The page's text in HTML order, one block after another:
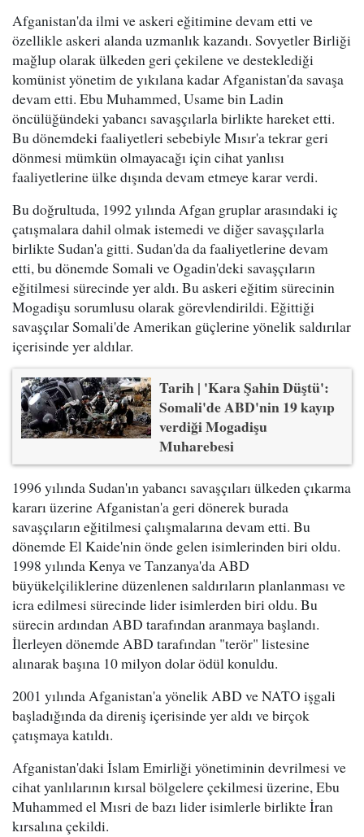
Afganistan'da ilmi ve askeri eğitimine devam etti ve
özellikle askeri alanda uzmanlık kazandı. Sovyetler Birliği
mağlup olarak ülkeden geri çekilene ve desteklediği
komünist yönetim de yıkılana kadar Afganistan'da savaşa
devam etti. Ebu Muhammed, Usame bin Ladin
öncülüğündeki yabancı savaşçılarla birlikte hareket etti.
Bu dönemdeki faaliyetleri sebebiyle Mısır'a tekrar geri
dönmesi mümkün olmayacağı için cihat yanlısı
faaliyetlerine ülke dışında devam etmeye karar verdi.
Bu doğrultuda, 1992 yılında Afgan gruplar arasındaki iç
çatışmalara dahil olmak istemedi ve diğer savaşçılarla
birlikte Sudan'a gitti. Sudan'da da faaliyetlerine devam
etti, bu dönemde Somali ve Ogadin'deki savaşçıların
eğitilmesi sürecinde yer aldı. Bu askeri eğitim sürecinin
Mogadişu sorumlusu olarak görevlendirildi. Eğittiği
savaşçılar Somali'de Amerikan güçlerine yönelik saldırılar
içerisinde yer aldılar.
Tarih | 'Kara Şahin Düştü':
Somali'de ABD'nin 19 kayıp
verdiği Mogadişu
Muharebesi
1996 yılında Sudan'ın yabancı savaşçıları ülkeden çıkarma
kararı üzerine Afganistan'a geri dönerek burada
savaşçıların eğitilmesi çalışmalarına devam etti. Bu
dönemde El Kaide'nin önde gelen isimlerinden biri oldu.
1998 yılında Kenya ve Tanzanya'da ABD
büyükelçiliklerine düzenlenen saldırıların planlanması ve
icra edilmesi sürecinde lider isimlerden biri oldu. Bu
sürecin ardından ABD tarafından aranmaya başlandı.
İlerleyen dönemde ABD tarafından "terör" listesine
alınarak başına 10 milyon dolar ödül konuldu.
2001 yılında Afganistan'a yönelik ABD ve NATO işgali
başladığında da direniş içerisinde yer aldı ve birçok
çatışmaya katıldı.
Afganistan'daki İslam Emirliği yönetiminin devrilmesi ve
cihat yanlılarının kırsal bölgelere çekilmesi üzerine, Ebu
Muhammed el Mısri de bazı lider isimlerle birlikte İran
kırsalına çekildi.